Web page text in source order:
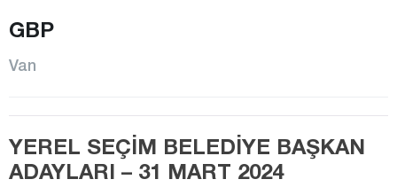
ÖZALP
SARAY
GBP
Van
YEREL SEÇİM BELEDİYE BAŞKAN
ADAYLARI – 31 MART 2024